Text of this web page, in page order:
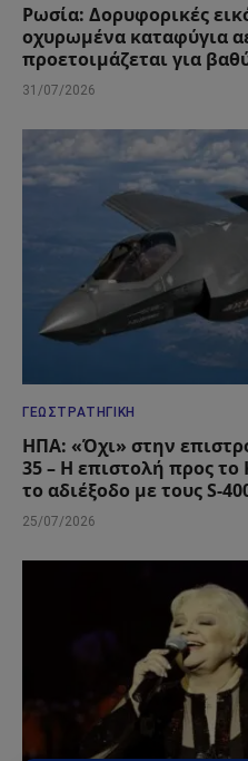
Ρωσία: Δορυφορικές
οχυρωμένα καταφύγια
προετοιμάζεται για
31/07/2026
ΓΕΩΣΤΡΑΤΗΓΙΚΉ
ΗΠΑ: «Όχι» στην
35 – Η επιστολή προς
το αδιέξοδο με τους S-
25/07/2026